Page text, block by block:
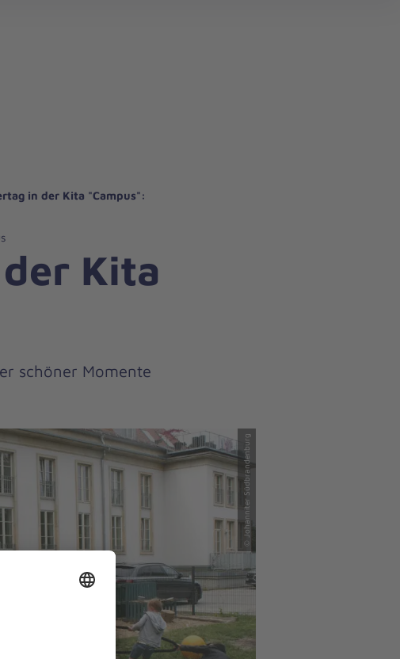
in der Kita "Campus":
Kita
schöner Momente
© Johanniter Südbrandenburg